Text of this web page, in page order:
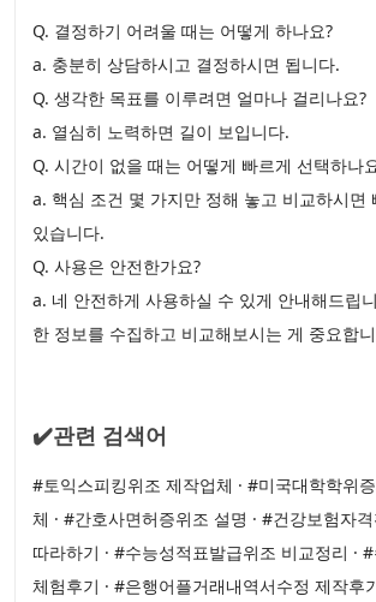
Q. 결정하기 어려울 때는 어떻게 하나요?
a. 충분히 상담하시고 결정하시면 됩니다.
Q. 생각한 목표를 이루려면 얼마나 걸리나요?
a. 열심히 노력하면 길이 보입니다.
Q. 시간이 없을 때는 어떻게 빠르게 선택하나
a. 핵심 조건 몇 가지만 정해 놓고 비교하시면
있습니다.
Q. 사용은 안전한가요?
a. 네 안전하게 사용하실 수 있게 안내해드립
한 정보를 수집하고 비교해보시는 게 중요합
✔️관련 검색어
#토익스피킹위조 제작업체 · #미국대학학위
체 · #간호사면허증위조 설명 · #건강보험자
따라하기 · #수능성적표발급위조 비교정리 ·
체험후기 · #은행어플거래내역서수정 제작후